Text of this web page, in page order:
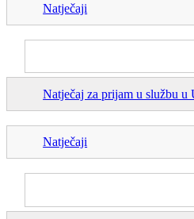
Natječaji
Natječaj za prijam u službu
Natječaji